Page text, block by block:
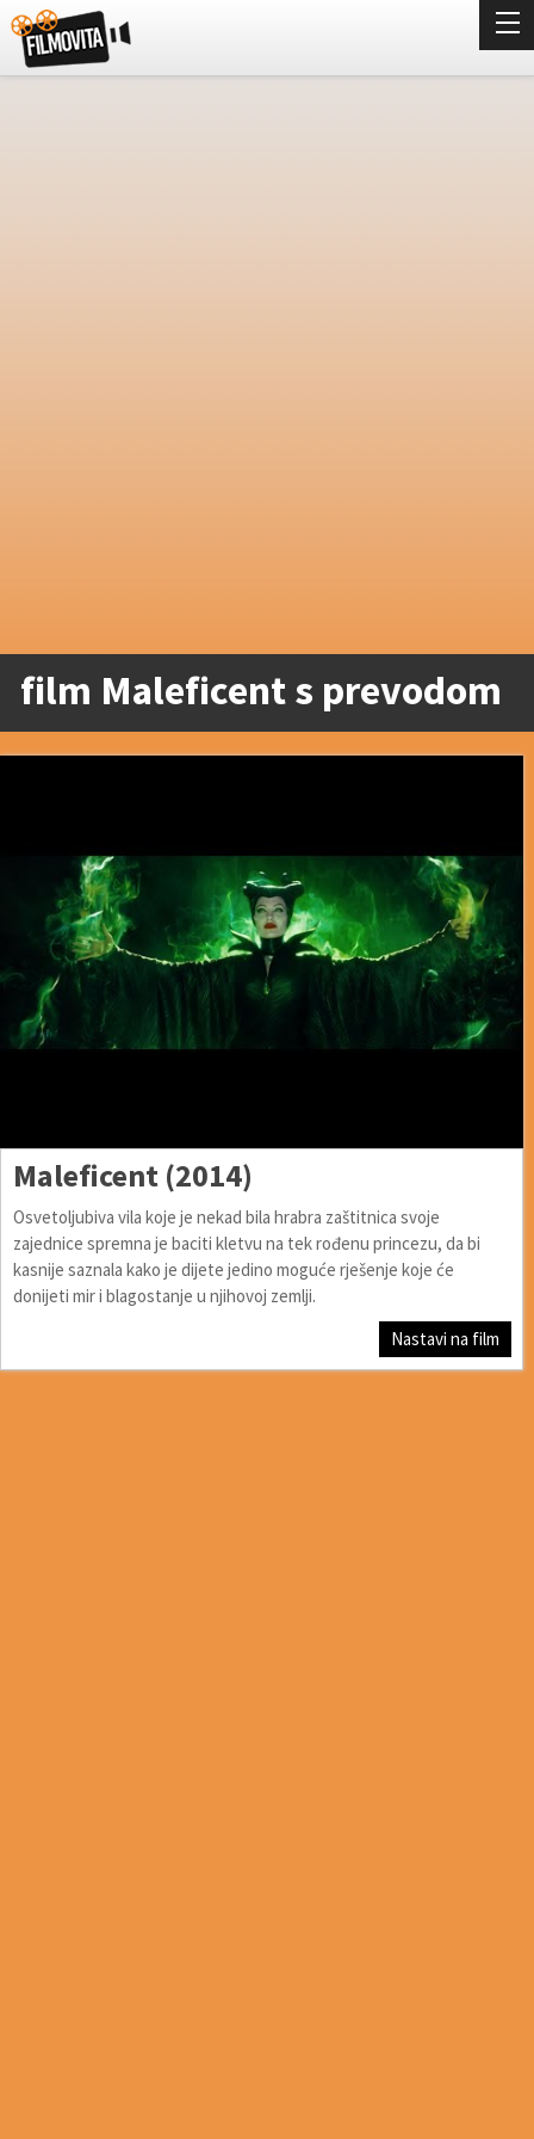
film Maleficent s prevodom
Maleficent (2014)
Osvetoljubiva vila koje je nekad bila hrabra zaštitnica svoje
zajednice spremna je baciti kletvu na tek rođenu princezu, da bi
kasnije saznala kako je dijete jedino moguće rješenje koje će
donijeti mir i blagostanje u njihovoj zemlji.
Nastavi na film